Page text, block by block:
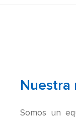
Nuestra
Somos un